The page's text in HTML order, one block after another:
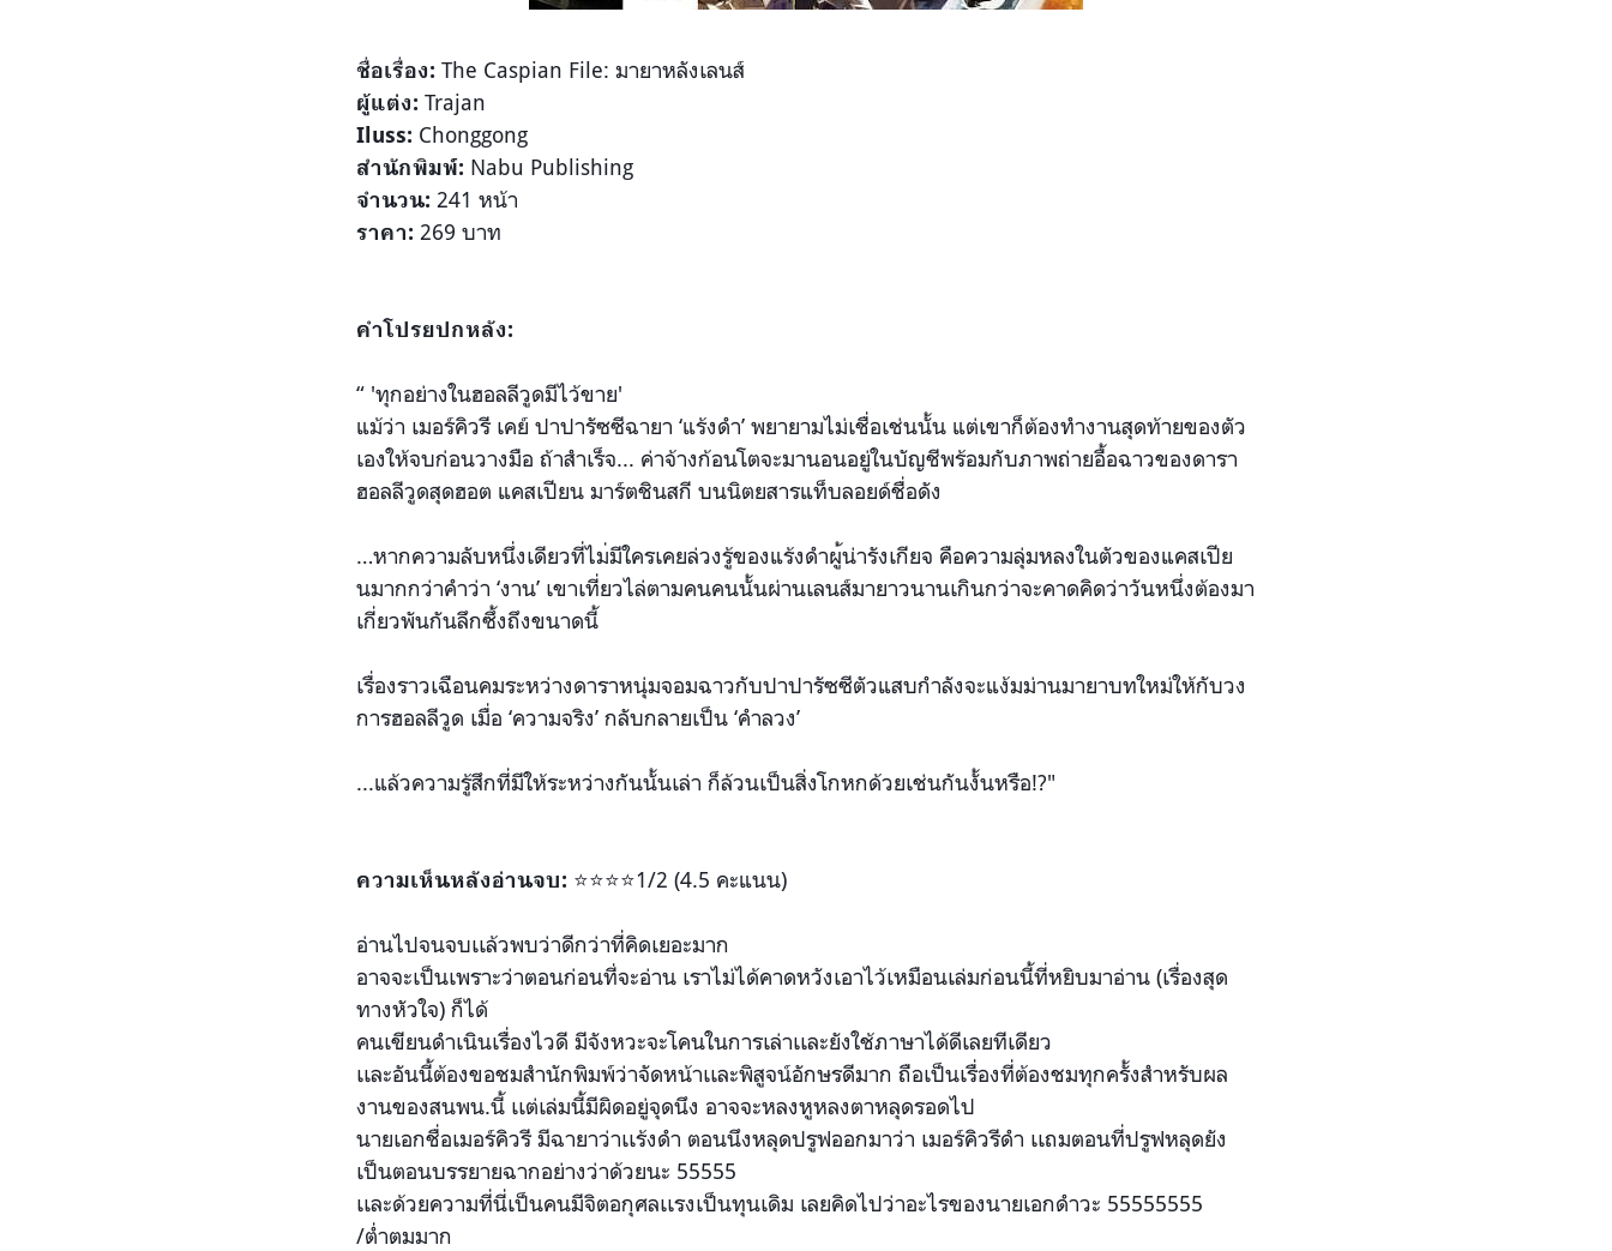
ชื่อเรื่อง: The Caspian File: มายาหลังเลนส์
ผู้แต่ง: Trajan
Iluss: Chonggong
สำนักพิมพ์: Nabu Publishing
จำนวน: 241 หน้า
ราคา: 269 บาท
คำโปรยปกหลัง:
“ 'ทุกอย่างในฮอลลีวูดมีไว้ขาย'
แม้ว่า เมอร์คิวรี เคย์ ปาปารัซซีฉายา ‘แร้งดำ’ พยายามไม่เชื่อเช่นนั้น แต่เขาก็ต้องทำงานสุดท้ายของตัว
เองให้จบก่อนวางมือ ถ้าสำเร็จ... ค่าจ้างก้อนโตจะมานอนอยู่ในบัญชีพร้อมกับภาพถ่ายอื้อฉาวของดารา
ฮอลลีวูดสุดฮอต แคสเปียน มาร์ตชินสกี บนนิตยสารแท็บลอยด์ชื่อดัง
…หากความลับหนึ่งเดียวที่ไม่มีใครเคยล่วงรู้ของแร้งดำผู้น่ารังเกียจ คือความลุ่มหลงในตัวของแคสเปีย
นมากกว่าคำว่า ‘งาน’ เขาเที่ยวไล่ตามคนคนนั้นผ่านเลนส์มายาวนานเกินกว่าจะคาดคิดว่าวันหนึ่งต้องมา
เกี่ยวพันกันลึกซึ้งถึงขนาดนี้
เรื่องราวเฉือนคมระหว่างดาราหนุ่มจอมฉาวกับปาปารัซซีตัวแสบกำลังจะแง้มม่านมายาบทใหม่ให้กับวง
การฮอลลีวูด เมื่อ ‘ความจริง’ กลับกลายเป็น ‘คำลวง’
...แล้วความรู้สึกที่มีให้ระหว่างกันนั้นเล่า ก็ล้วนเป็นสิ่งโกหกด้วยเช่นกันงั้นหรือ!?"
ความเห็นหลังอ่านจบ: ⭐️⭐️⭐️⭐️1/2 (4.5 คะแนน)
อ่านไปจนจบเเล้วพบว่าดีกว่าที่คิดเยอะมาก
อาจจะเป็นเพราะว่าตอนก่อนที่จะอ่าน เราไม่ได้คาดหวังเอาไว้เหมือนเล่มก่อนนี้ที่หยิบมาอ่าน (เรื่องสุด
ทางหัวใจ) ก็ได้
คนเขียนดำเนินเรื่องไวดี มีจังหวะจะโคนในการเล่าเเละยังใช้ภาษาได้ดีเลยทีเดียว
เเละอันนี้ต้องขอชมสำนักพิมพ์ว่าจัดหน้าเเละพิสูจน์อักษรดีมาก ถือเป็นเรื่องที่ต้องชมทุกครั้งสำหรับผล
งานของสนพน.นี้ เเต่เล่มนี้มีผิดอยู่จุดนึง อาจจะหลงหูหลงตาหลุดรอดไป
นายเอกชื่อเมอร์คิวรี มีฉายาว่าเเร้งดำ ตอนนึงหลุดปรูฟออกมาว่า เมอร์คิวรีดำ เเถมตอนที่ปรูฟหลุดยัง
เป็นตอนบรรยายฉากอย่างว่าด้วยนะ 55555
เเละด้วยความที่นี่เป็นคนมีจิตอกุศลเเรงเป็นทุนเดิม เลยคิดไปว่าอะไรของนายเอกดำวะ 55555555
/ต่ำตมมาก